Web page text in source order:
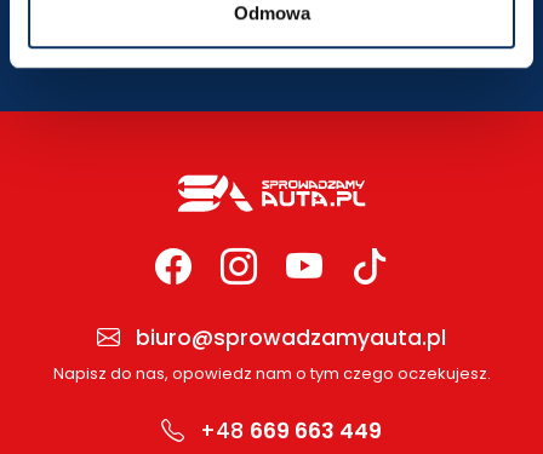
Odmowa
biuro@sprowadzamyauta.pl
Napisz do nas, opowiedz nam o tym czego oczekujesz.
+48 669 663 449